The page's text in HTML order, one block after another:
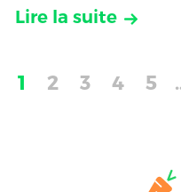
Lire la suite
1 2 3 4 5